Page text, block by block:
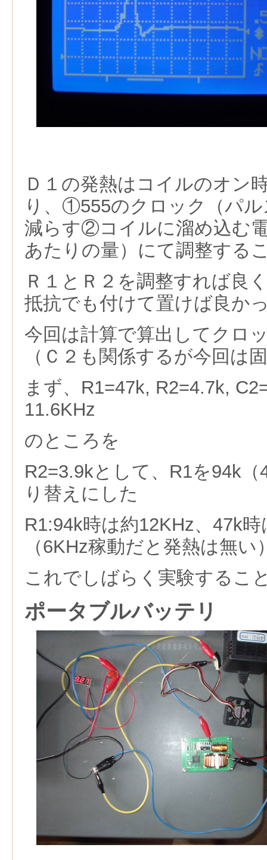
Ｄ１の発熱はコイルのオン
り、①555のクロック（パ
減らす②コイルに溜め込む
あたりの量）にて調整する
Ｒ１とＲ２を調整すれば良
抵抗でも付けて置けば良か
今回は計算で算出してクロ
（Ｃ２も関係するが今回は
まず、R1=47k, R2=4.7k,
11.6KHz
のところを
R2=3.9kとして、R1を94k
り替えにした
R1:94k時は約12KHz、47k
（6KHz稼動だと発熱は無い
これでしばらく実験するこ
ポータブルバッテリ